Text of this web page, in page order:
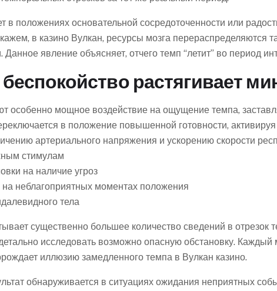
в положениях основательной сосредоточенности или
в казино Вулкан, ресурсы мозга перераспределяются
явление объясняет, отчего темп “летит” во период
растягивает
особенно мощное воздействие на ощущение темпа,
в положение повышенной готовности,
артериального напряжения и ускорению скорости
стимулам
на наличие угроз
неблагоприятных моментах положения
тела
существенно большее количество сведений в отрезок
исследовать возможно опасную обстановку.
иллюзию замедленного темпа в Вулкан казино.
обнаруживается в ситуациях ожидания неприятных